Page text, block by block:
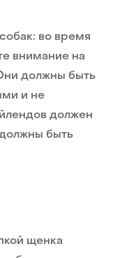
во время
внимание на
должны быть
и не
должен
быть
щенка